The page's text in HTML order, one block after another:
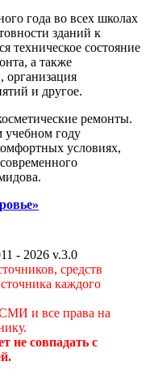
года во всех школах
зданий к
техническое состояние
а также
организация
и другое.
ремонты.
учебном году
условиях,
- 2026 v.3.0
средств
каждого
и все права на
не совпадать с